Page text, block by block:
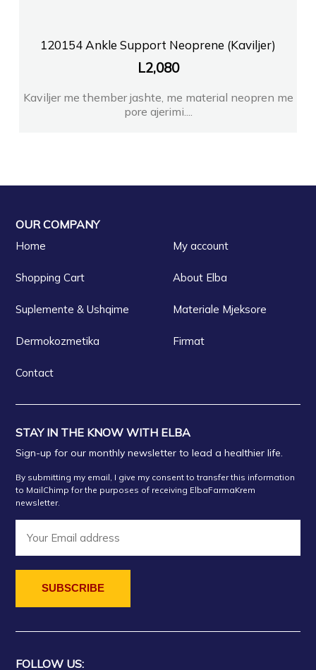
120154 Ankle Support Neoprene (Kaviljer)
L2,080
Kaviljer me thember jashte, me material neopren me
pore ajerimi....
OUR COMPANY
Home My account
Shopping Cart About Elba
Suplemente & Ushqime Materiale Mjeksore
Dermokozmetika Firmat
Contact
STAY IN THE KNOW WITH ELBA
Sign-up for our monthly newsletter to lead a healthier life.
By submitting my email, I give my consent to transfer this information
to MailChimp for the purposes of receiving ElbaFarmaKrem
newsletter.
FOLLOW US: